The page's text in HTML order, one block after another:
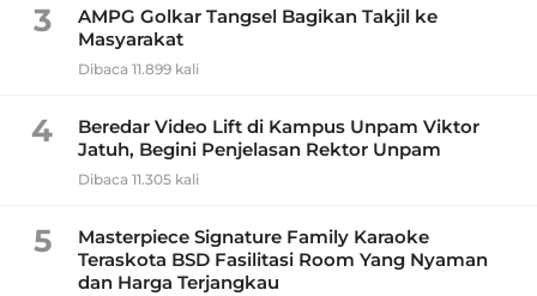
3
AMPG Golkar Tangsel Bagikan Takjil ke
Masyarakat
Dibaca 11.899 kali
4
Beredar Video Lift di Kampus Unpam Viktor
Jatuh, Begini Penjelasan Rektor Unpam
Dibaca 11.305 kali
5
Masterpiece Signature Family Karaoke
Teraskota BSD Fasilitasi Room Yang Nyaman
dan Harga Terjangkau